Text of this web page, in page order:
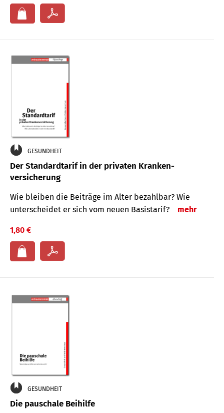
GESUNDHEIT
Der Standard­tarif in der privaten Kranken­
versicherung
Wie bleiben die Beiträge im Alter bezahlbar? Wie
unterscheidet er sich vom neuen Basistarif?
mehr
1,80 €
GESUNDHEIT
Die pauschale Beihilfe